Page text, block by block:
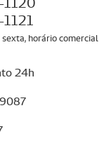
horário comercial
24h